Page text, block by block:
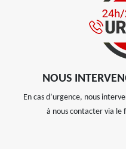
NOUS
En cas d’urgence, nous
à nous contacter via le